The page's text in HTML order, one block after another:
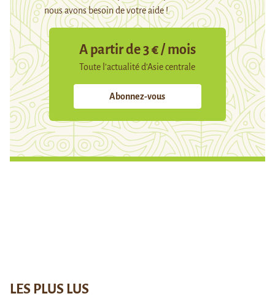
nous avons besoin de votre aide !
A partir de 3 € / mois
Toute l’actualité d’Asie centrale
Abonnez-vous
LES PLUS LUS